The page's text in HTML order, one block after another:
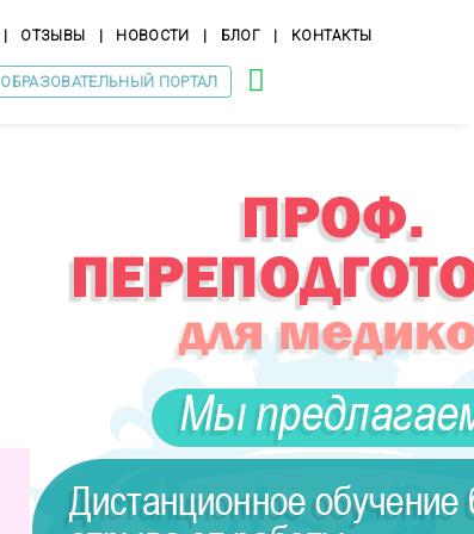
ОТЗЫВЫ НОВОСТИ БЛОГ КОНТАКТЫ
ОБРАЗОВАТЕЛЬНЫЙ ПОРТАЛ